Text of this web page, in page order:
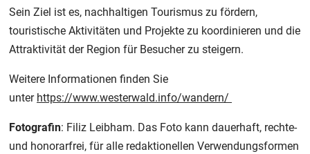
Sein Ziel ist es, nachhaltigen Tourismus zu fördern,
touristische Aktivitäten und Projekte zu koordinieren und die
Attraktivität der Region für Besucher zu steigern.
Weitere Informationen finden Sie
unter https://www.westerwald.info/wandern/
Fotografin: Filiz Leibham. Das Foto kann dauerhaft, rechte-
und honorarfrei, für alle redaktionellen Verwendungsformen